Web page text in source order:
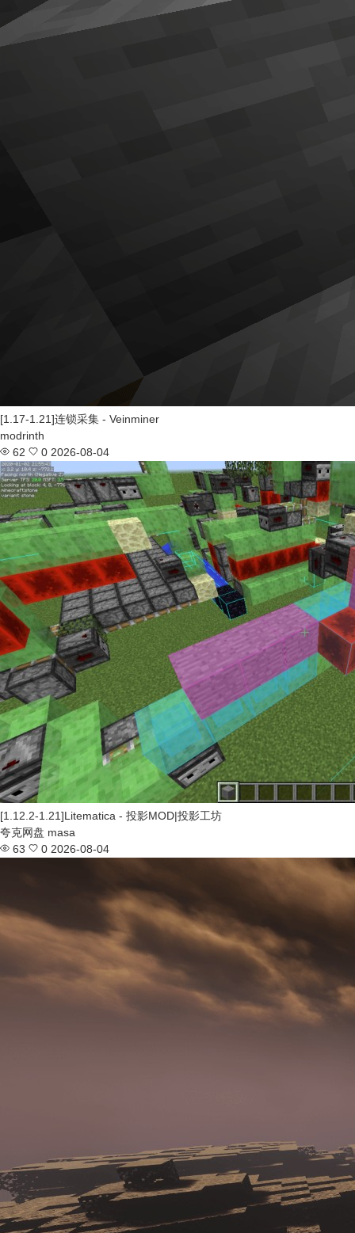
[1.17-1.21]连锁采集 - Veinminer
modrinth
62
0 2026-08-04
[1.12.2-1.21]Litematica - 投影MOD|投影工坊
夸克网盘 masa
63
0 2026-08-04